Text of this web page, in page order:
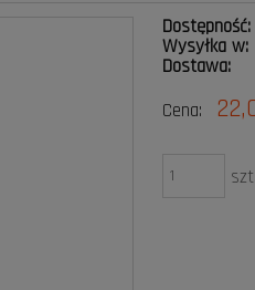
Dostępność:
Wysyłka w:
Dostawa:
Cena:
szt.